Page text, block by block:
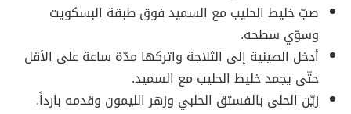
صبّ خليط الحليب مع السميد فوق طبقة البسكويت
وسوّي سطحه.
أدخل الصينية إلى الثلاجة واتركها مدّة ساعة على الأقل
حتّى يجمد خليط الحليب مع السميد.
زيّن الحلى بالفستق الحلبي وزهر الليمون وقدمه بارداً.